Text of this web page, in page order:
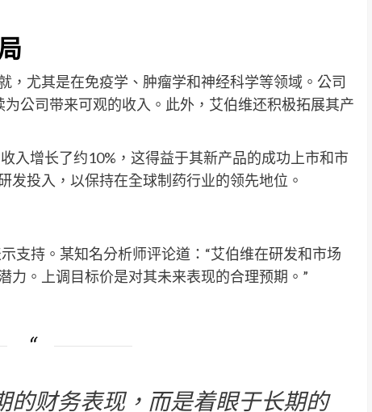
，尤其是在免疫学、肿瘤学和神经科学等领域。公司
公司带来可观的收入。此外，艾伯维还积极拓展其产
入增长了约10%，这得益于其新产品的成功上市和市
投入，以保持在全球制药行业的领先地位。
支持。某知名分析师评论道：“艾伯维在研发和市场
力。上调目标价是对其未来表现的合理预期。”
的财务表现，而是着眼于长期的